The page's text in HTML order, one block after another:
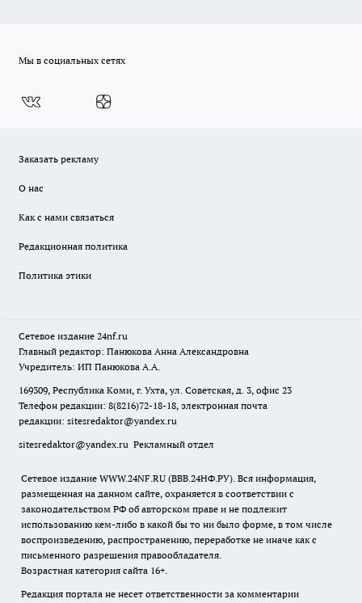
Мы в социальных сетях
Заказать рекламу
О нас
Как с нами связаться
Редакционная политика
Политика этики
Сетевое издание 24nf.ru
Главный редактор: Панюкова Анна Александровна
Учредитель: ИП Панюкова А.А.
169309, Республика Коми, г. Ухта, ул. Советская, д. 3, офис 23
Телефон редакции: 8(8216)72-18-18, электронная почта
редакции: sitesredaktor@yandex.ru
sitesredaktor@yandex.ru Рекламный отдел
Сетевое издание WWW.24NF.RU (ВВВ.24НФ.РУ). Вся информация,
размещенная на данном сайте, охраняется в соответствии с
законодательством РФ об авторском праве и не подлежит
использованию кем-либо в какой бы то ни было форме, в том числе
воспроизведению, распространению, переработке не иначе как с
письменного разрешения правообладателя.
Возрастная категория сайта 16+.
Редакция портала не несет ответственности за комментарии